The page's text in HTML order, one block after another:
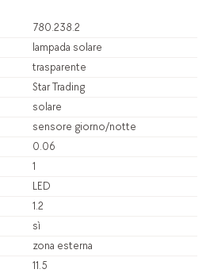
780.238.2
lampada solare
trasparente
Star Trading
solare
sensore giorno/notte
0.06
1
LED
1.2
sì
zona esterna
11.5